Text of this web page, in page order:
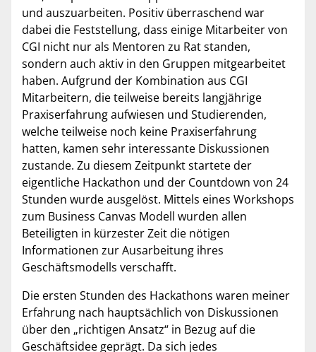
und auszuarbeiten. Positiv überraschend war
dabei die Feststellung, dass einige Mitarbeiter von
CGI nicht nur als Mentoren zu Rat standen,
sondern auch aktiv in den Gruppen mitgearbeitet
haben. Aufgrund der Kombination aus CGI
Mitarbeitern, die teilweise bereits langjährige
Praxiserfahrung aufwiesen und Studierenden,
welche teilweise noch keine Praxiserfahrung
hatten, kamen sehr interessante Diskussionen
zustande. Zu diesem Zeitpunkt startete der
eigentliche Hackathon und der Countdown von 24
Stunden wurde ausgelöst. Mittels eines Workshops
zum Business Canvas Modell wurden allen
Beteiligten in kürzester Zeit die nötigen
Informationen zur Ausarbeitung ihres
Geschäftsmodells verschafft.
Die ersten Stunden des Hackathons waren meiner
Erfahrung nach hauptsächlich von Diskussionen
über den „richtigen Ansatz“ in Bezug auf die
Geschäftsidee geprägt. Da sich jedes